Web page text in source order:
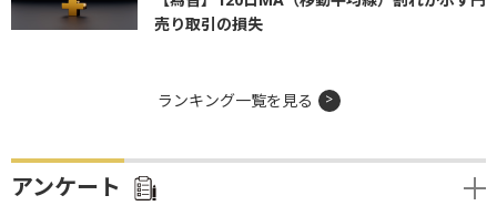
売り取引の損失
ランキング一覧を見る
アンケート